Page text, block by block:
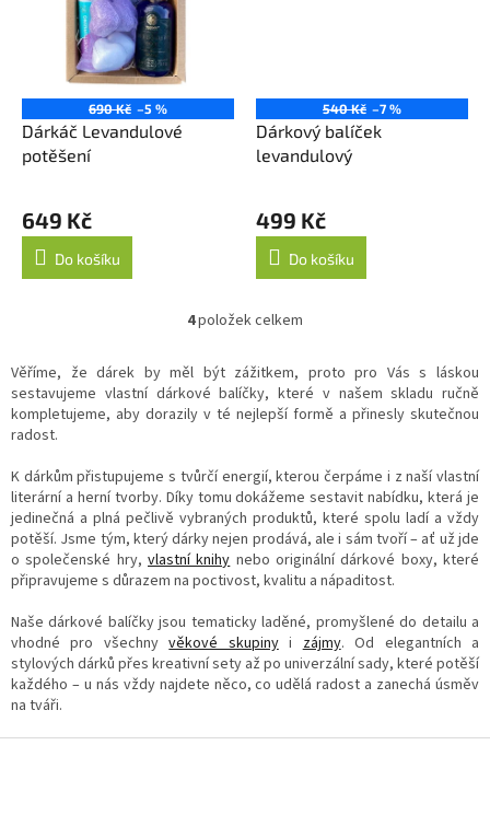
690 Kč –5 %
Dárkáč Levandulové
potěšení
649 Kč
Do košíku
540 Kč –7 %
Dárkový balíček
levandulový
499 Kč
Do košíku
O
l
á
d
í
p
r
v
k
y
ý
p
i
s
4položek celkem
Věříme, že dárek by měl být zážitkem, proto pro Vás s láskou
sestavujeme vlastní dárkové balíčky, které v našem skladu ručně
kompletujeme, aby dorazily v té nejlepší formě a přinesly skutečnou
radost.
K dárkům přistupujeme s tvůrčí energií, kterou čerpáme i z naší vlastní
literární a herní tvorby. Díky tomu dokážeme sestavit nabídku, která je
jedinečná a plná pečlivě vybraných produktů, které spolu ladí a vždy
potěší. Jsme tým, který dárky nejen prodává, ale i sám tvoří – ať už jde
o společenské hry, vlastní knihy nebo originální dárkové boxy, které
připravujeme s důrazem na poctivost, kvalitu a nápaditost.
Naše dárkové balíčky jsou tematicky laděné, promyšlené do detailu a
vhodné pro všechnyvěkové skupinyi zájmy. Od elegantních a
stylových dárků přes kreativní sety až po univerzální sady, které potěší
každého – u nás vždy najdete něco, co udělá radost a zanechá úsměv
na tváři.